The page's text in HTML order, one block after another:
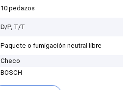
10 pedazos
D/P, T/T
Paquete o fumigación neutral libre
Checo
BOSCH